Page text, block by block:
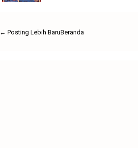
← Posting Lebih BaruBeranda